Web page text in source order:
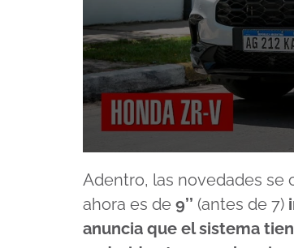
seconds
of
minutes,
24
secondsVolume
Adentro, las novedades se
ahora es de 9’’ (antes de 7)
anuncia que el sistema